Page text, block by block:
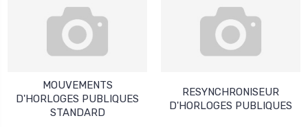
MOUVEMENTS
D'HORLOGES PUBLIQUES
STANDARD
RESYNCHRONISEUR
D'HORLOGES PUBLIQUES